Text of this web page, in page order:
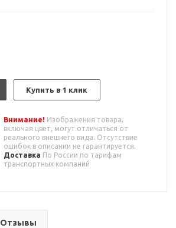
Купить в 1 клик
Внимание! Изображения товара,
включая цвет, могут отличаться от
реального внешнего вида. Отсутствие
ошибок в описании не гарантируется.
Доставка По России по тарифам
транспортных компаний
Отзывы